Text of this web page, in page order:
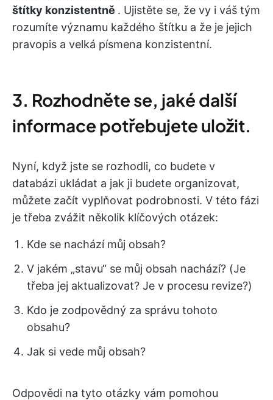
štítky konzistentně . Ujistěte se, že vy i váš tým
rozumíte významu každého štítku a že je jejich
pravopis a velká písmena konzistentní.
3. Rozhodněte se, jaké další
informace potřebujete uložit.
Nyní, když jste se rozhodli, co budete v
databázi ukládat a jak ji budete organizovat,
můžete začít vyplňovat podrobnosti. V této fázi
je třeba zvážit několik klíčových otázek:
Kde se nachází můj obsah?
V jakém „stavu“ se můj obsah nachází? (Je
třeba jej aktualizovat? Je v procesu revize?)
Kdo je zodpovědný za správu tohoto
obsahu?
Jak si vede můj obsah?
Odpovědi na tyto otázky vám pomohou